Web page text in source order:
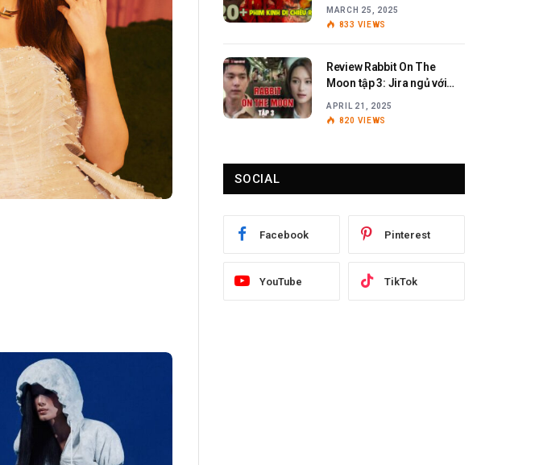
MARCH 25, 2025
833 VIEWS
Review Rabbit On The
Moon tập 3: Jira ngủ với
APRIL 21, 2025
820 VIEWS
SOCIAL
Facebook Pinterest
YouTube TikTok